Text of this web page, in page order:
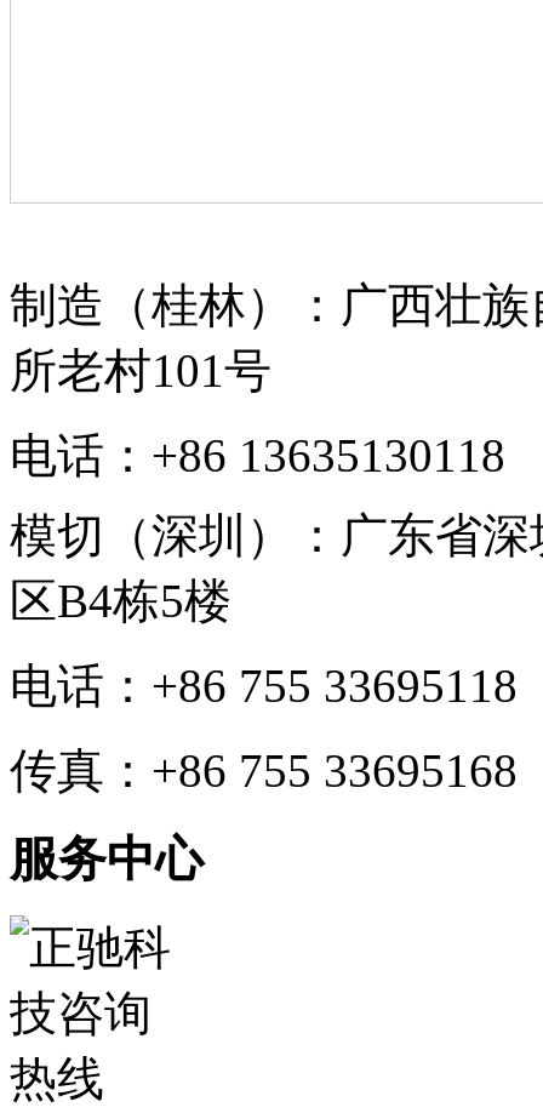
制造（桂林）：广西壮
所老村101号
电话：+86 13635130118
模切（深圳）：广东省
区B4栋5楼
电话：+86 755 33695118
传真：+86 755 33695168
服务中心